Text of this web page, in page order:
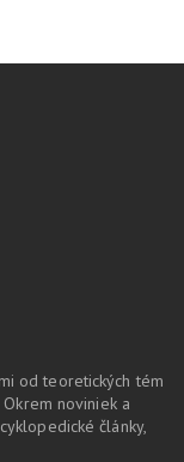
od teoretických tém
noviniek a
články,